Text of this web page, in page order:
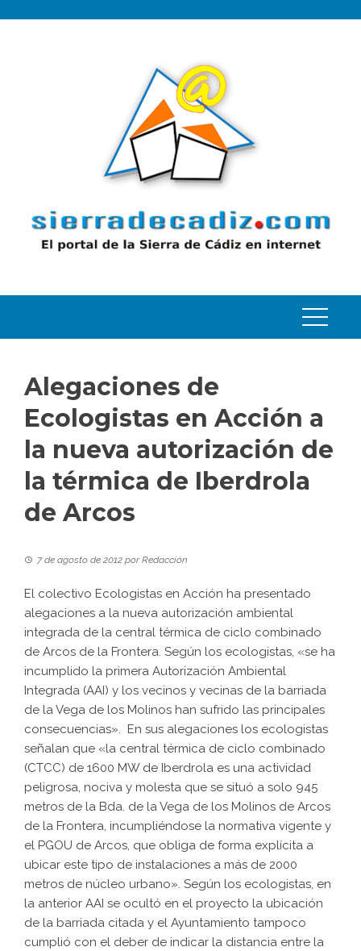
Alegaciones de
Ecologistas en Acción a
la nueva autorización de
la térmica de Iberdrola
de Arcos
7 de agosto de 2012 porRedacción
El colectivo Ecologistas en Acción ha presentado
alegaciones a la nueva autorización ambiental
integrada de la central térmica de ciclo combinado
de Arcos de la Frontera. Según los ecologistas, «se ha
incumplido la primera Autorización Ambiental
Integrada (AAI) y los vecinos y vecinas de la barriada
de la Vega de los Molinos han sufrido las principales
consecuencias». En sus alegaciones los ecologistas
señalan que «la central térmica de ciclo combinado
(CTCC) de 1600 MW de Iberdrola es una actividad
peligrosa, nociva y molesta que se situó a solo 945
metros de la Bda. de la Vega de los Molinos de Arcos
de la Frontera, incumpliéndose la normativa vigente y
el PGOU de Arcos, que obliga de forma explícita a
ubicar este tipo de instalaciones a más de 2000
metros de núcleo urbano». Según los ecologistas, en
la anterior AAI se ocultó en el proyecto la ubicación
de la barriada citada y el Ayuntamiento tampoco
cumplió con el deber de indicar la distancia entre la